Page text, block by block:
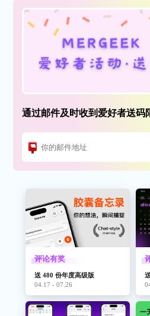
通过邮件及时收到爱好者送码
评论有奖
送 480 份年度高级版
04.17 - 07.26